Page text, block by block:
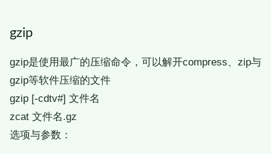
gzip
gzip是使用最广的压缩命令，可以解开compress、zip与
gzip等软件压缩的文件
gzip [-cdtv#] 文件名
zcat 文件名.gz
选项与参数：